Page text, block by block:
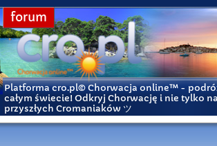
forum
Platforma cro.pl© Chorwacja online™ -
całym świecie! Odkryj Chorwację i nie tylko
przyszłych Cromaniaków ツ